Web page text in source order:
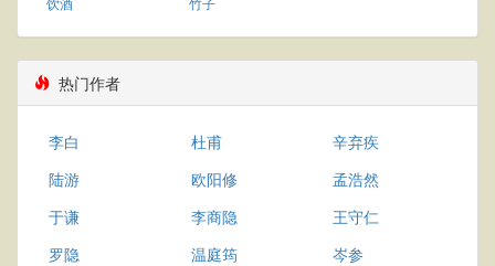
热门作者
李白 杜甫
辛弃疾
陆游
欧阳修
孟浩然
于谦
李商隐
王守仁
罗隐
温庭筠
岑参